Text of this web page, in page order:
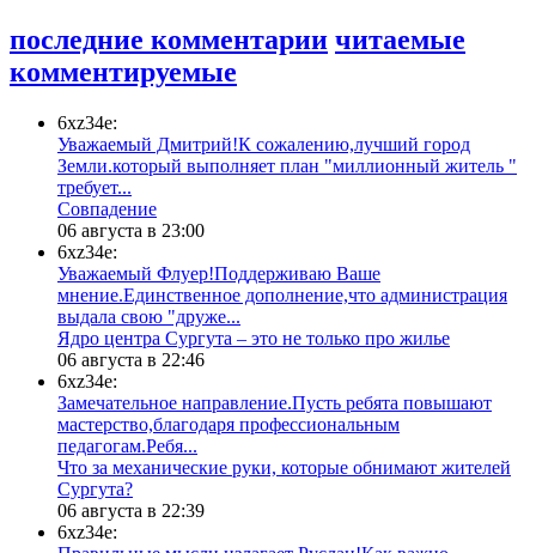
последние комментарии читаемые
комментируемые
6xz34e:
Уважаемый Дмитрий!К сожалению,лучший город
Земли.который выполняет план "миллионный житель "
требует...
​Совпадение
06 августа в 23:00
6xz34e:
Уважаемый Флуер!Поддерживаю Ваше
мнение.Единственное дополнение,что администрация
выдала свою "друже...
​Ядро центра Сургута ‒ это не только про жилье
06 августа в 22:46
6xz34e:
Замечательное направление.Пусть ребята повышают
мастерство,благодаря профессиональным
педагогам.Ребя...
​Что за механические руки, которые обнимают жителей
Сургута?
06 августа в 22:39
6xz34e: